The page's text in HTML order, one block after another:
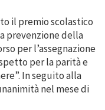
il premio scolastico
prevenzione della
per l’assegnazione
per la parità e
In seguito alla
nel mese di